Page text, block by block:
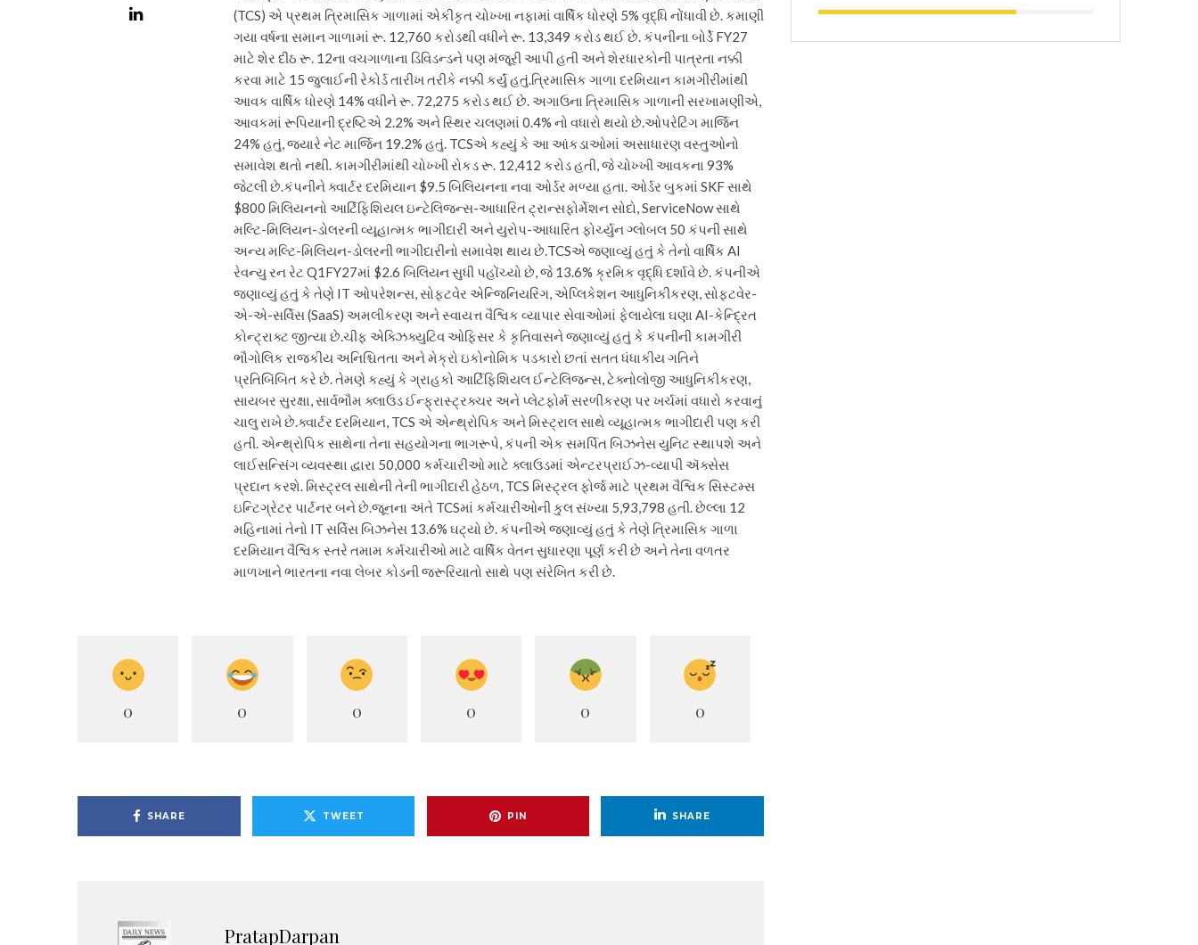
(TCS) એ પ્રથમ ત્રિમાસિક ગાળામાં એકીકૃત ચોખ્ખા નફામાં વાર્ષિક ધોરણે 5% વૃદ્ધિ નોંધાવી છે.કમાણી
ગયા વર્ષના સમાન ગાળામાં રૂ. 12,760 કરોડથી વધીને રૂ. 13,349 કરોડ થઈ છે.કંપનીના બોર્ડે FY27
માટે શેર દીઠ રૂ. 12ના વચગાળાના ડિવિડન્ડને પણ મંજૂરી આપી હતી અને શેરધારકોની પાત્રતા નક્કી
કરવા માટે 15 જુલાઈની રેકોર્ડ તારીખ તરીકે નક્કી કર્યું હતું.ત્રિમાસિક ગાળા દરમિયાન કામગીરીમાંથી
આવક વાર્ષિક ધોરણે 14% વધીને રૂ. 72,275 કરોડ થઈ છે. અગાઉના ત્રિમાસિક ગાળાની સરખામણીએ,
આવકમાં રૂપિયાની દ્રષ્ટિએ 2.2% અને સ્થિર ચલણમાં 0.4% નો વધારો થયો છે.ઓપરેટિંગ માર્જિન
24% હતું, જ્યારે નેટ માર્જિન 19.2% હતું. TCSએ કહ્યું કે આ આંકડાઓમાં અસાધારણ વસ્તુઓનો
સમાવેશ થતો નથી. કામગીરીમાંથી ચોખ્ખી રોકડ રૂ. 12,412 કરોડ હતી, જે ચોખ્ખી આવકના 93%
જેટલી છે.કંપનીને ક્વાર્ટર દરમિયાન $9.5 બિલિયનના નવા ઓર્ડર મળ્યા હતા. ઓર્ડર બુકમાં SKF સાથે
$800 મિલિયનનો આર્ટિફિશિયલ ઇન્ટેલિજન્સ-આધારિત ટ્રાન્સફોર્મેશન સોદો, ServiceNow સાથે
મલ્ટિ-મિલિયન-ડોલરની વ્યૂહાત્મક ભાગીદારી અને યુરોપ-આધારિત ફોર્ચ્યુન ગ્લોબલ 50 કંપની સાથે
અન્ય મલ્ટિ-મિલિયન-ડોલરની ભાગીદારીનો સમાવેશ થાય છે.TCSએ જણાવ્યું હતું કે તેનો વાર્ષિક AI
રેવન્યુ રન રેટ Q1FY27માં $2.6 બિલિયન સુધી પહોંચ્યો છે, જે 13.6% ક્રમિક વૃદ્ધિ દર્શાવે છે. કંપનીએ
જણાવ્યું હતું કે તેણે IT ઓપરેશન્સ, સોફ્ટવેર એન્જિનિયરિંગ, એપ્લિકેશન આધુનિકીકરણ, સોફ્ટવેર-
એ-એ-સર્વિસ (SaaS) અમલીકરણ અને સ્વાયત્ત વૈશ્વિક વ્યાપાર સેવાઓમાં ફેલાયેલા ઘણા AI-કેન્દ્રિત
કોન્ટ્રાક્ટ જીત્યા છે.ચીફ એક્ઝિક્યુટિવ ઓફિસર કે કૃતિવાસને જણાવ્યું હતું કે કંપનીની કામગીરી
ભૌગોલિક રાજકીય અનિશ્ચિતતા અને મેક્રો ઇકોનોમિક પડકારો છતાં સતત ધંધાકીય ગતિને
પ્રતિબિંબિત કરે છે.તેમણે કહ્યું કે ગ્રાહકો આર્ટિફિશિયલ ઈન્ટેલિજન્સ, ટેક્નોલોજી આધુનિકીકરણ,
સાયબર સુરક્ષા, સાર્વભૌમ ક્લાઉડ ઈન્ફ્રાસ્ટ્રક્ચર અને પ્લેટફોર્મ સરળીકરણ પર ખર્ચમાં વધારો કરવાનું
ચાલુ રાખે છે.ક્વાર્ટર દરમિયાન, TCS એ એન્થ્રોપિક અને મિસ્ટ્રાલ સાથે વ્યૂહાત્મક ભાગીદારી પણ કરી
હતી. એન્થ્રોપિક સાથેના તેના સહયોગના ભાગરૂપે, કંપની એક સમર્પિત બિઝનેસ યુનિટ સ્થાપશે અને
લાઈસન્સિંગ વ્યવસ્થા દ્વારા 50,000 કર્મચારીઓ માટે ક્લાઉડમાં એન્ટરપ્રાઈઝ-વ્યાપી ઍક્સેસ
પ્રદાન કરશે. મિસ્ટ્રલ સાથેની તેની ભાગીદારી હેઠળ, TCS મિસ્ટ્રલ ફોર્જ માટે પ્રથમ વૈશ્વિક સિસ્ટમ્સ
ઇન્ટિગ્રેટર પાર્ટનર બને છે.જૂનના અંતે TCSમાં કર્મચારીઓની કુલ સંખ્યા 5,93,798 હતી. છેલ્લા 12
મહિનામાં તેનો IT સર્વિસ બિઝનેસ 13.6% ઘટ્યો છે. કંપનીએ જણાવ્યું હતું કે તેણે ત્રિમાસિક ગાળા
દરમિયાન વૈશ્વિક સ્તરે તમામ કર્મચારીઓ માટે વાર્ષિક વેતન સુધારણા પૂર્ણ કરી છે અને તેના વળતર
માળખાને ભારતના નવા લેબર કોડની જરૂરિયાતો સાથે પણ સંરેખિત કરી છે.
0 0 0 0 0 0
SHARE TWEET PIN SHARE
PratapDarpan